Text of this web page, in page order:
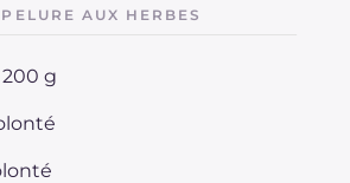
AUX HERBES
200 g